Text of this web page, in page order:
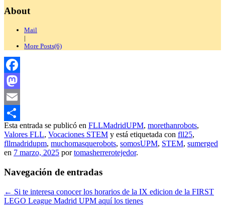
About
Mail
|
More Posts(6)
Facebook
Mastodon
Email
Compartir
Esta entrada se publicó en FLLMadridUPM, morethanrobots,
Valores FLL, Vocaciones STEM y está etiquetada con fll25,
fllmadridupm, muchomasquerobots, somosUPM, STEM, sumerged
en 7 marzo, 2025 portomasherrerotejedor.
Navegación de entradas
← Si te interesa conocer los horarios de la IX edicion de la FIRST
LEGO League Madrid UPM aquí los tienes